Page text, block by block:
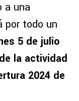
a una
por todo un
5 de julio
la actividad
2024 de